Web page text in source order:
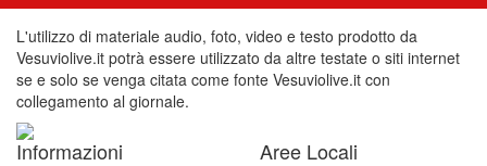
L'utilizzo di materiale audio, foto, video e testo prodotto da
Vesuviolive.it potrà essere utilizzato da altre testate o siti internet
se e solo se venga citata come fonte Vesuviolive.it con
collegamento al giornale.
Informazioni Aree Locali